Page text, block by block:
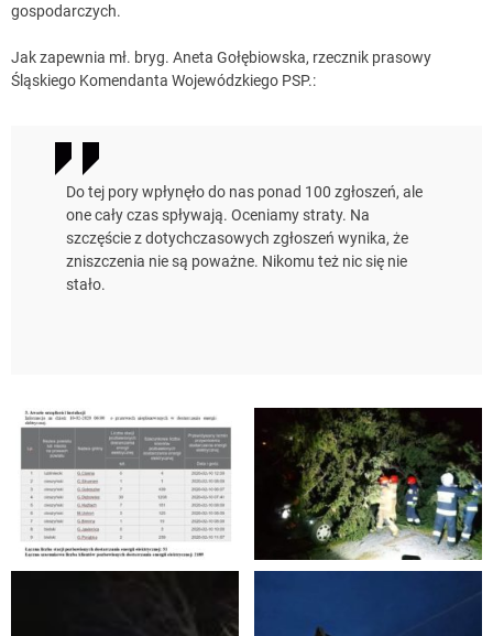
gospodarczych.
Jak zapewnia mł. bryg. Aneta Gołębiowska, rzecznik prasowy
Śląskiego Komendanta Wojewódzkiego PSP.:
Do tej pory wpłynęło do nas ponad 100 zgłoszeń, ale
one cały czas spływają. Oceniamy straty. Na
szczęście z dotychczasowych zgłoszeń wynika, że
zniszczenia nie są poważne. Nikomu też nic się nie
stało.